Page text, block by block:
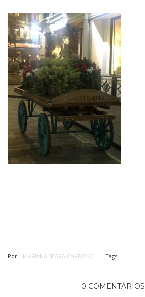
Por: MARIANA SEARA CARDOSO Tags:
0 COMENTÁRIOS